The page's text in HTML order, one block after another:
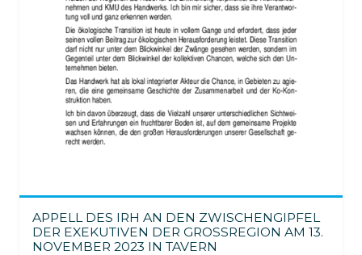
APPELL DES IRH AN DEN ZWISCHENGIPFEL
DER EXEKUTIVEN DER GROSSREGION AM 13. N
OVEMBER 2023 IN TAVERN